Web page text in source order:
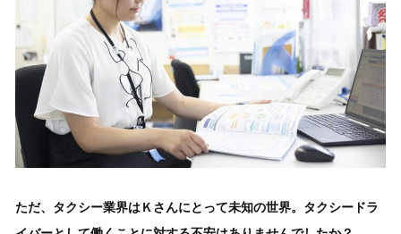
ただ、タクシー業界はＫさんにとって未知の世界。タクシードラ